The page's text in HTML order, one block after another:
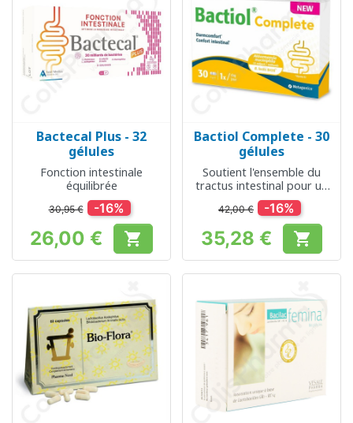
Bactecal Plus - 32
gélules
Fonction intestinale
équilibrée
30,95 € -16%
Prix
26,00 € 
Bactiol Complete - 30
gélules
Soutient l'ensemble du
tractus intestinal pour un
confort intestinal optimal
42,00 € -16%
Prix
35,28 € 